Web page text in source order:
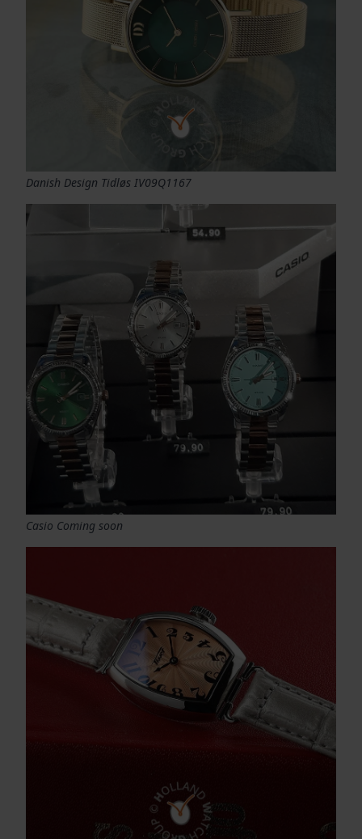
Danish Design Tidløs IV09Q1167
Casio Coming soon